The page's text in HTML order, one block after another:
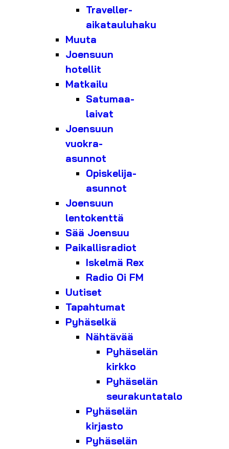
Traveller-
aikatauluhaku
Muuta
Joensuun
hotellit
Matkailu
Satumaa-
laivat
Joensuun
vuokra-
asunnot
Opiskelija-
asunnot
Joensuun
lentokenttä
Sää Joensuu
Paikallisradiot
Iskelmä Rex
Radio Oi FM
Uutiset
Tapahtumat
Pyhäselkä
Nähtävää
Pyhäselän
kirkko
Pyhäselän
seurakuntatalo
Pyhäselän
kirjasto
Pyhäselän